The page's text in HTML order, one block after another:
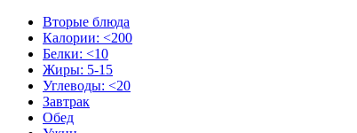
Вторые блюда
Калории: <200
Белки: <10
Жиры: 5-15
Углеводы: <20
Завтрак
Обед